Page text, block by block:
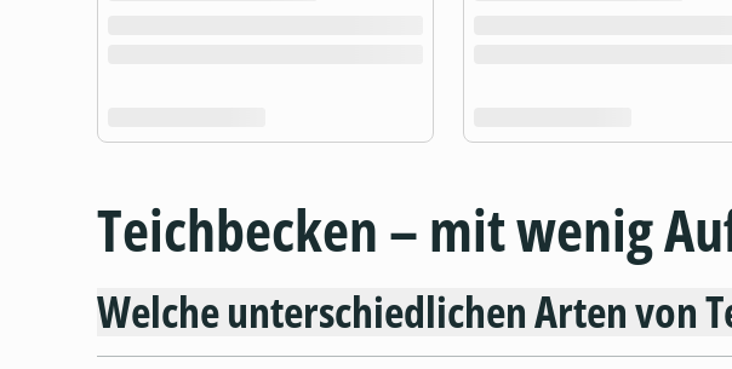
Teichbecken – mit wenig
Welche unterschiedlichen Arten von